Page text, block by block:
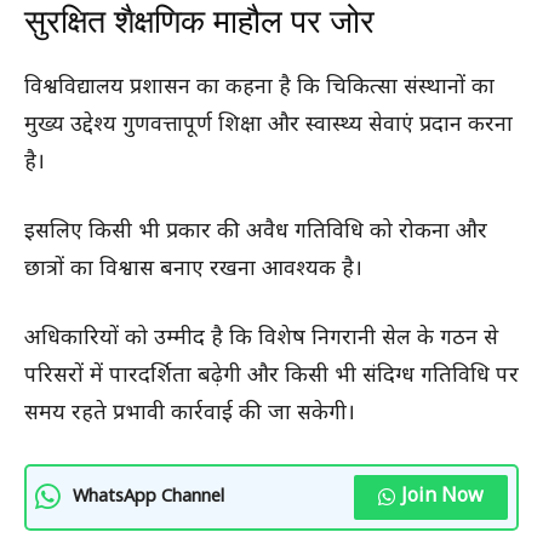
सुरक्षित शैक्षणिक माहौल पर जोर
विश्वविद्यालय प्रशासन का कहना है कि चिकित्सा संस्थानों का
मुख्य उद्देश्य गुणवत्तापूर्ण शिक्षा और स्वास्थ्य सेवाएं प्रदान करना
है।
इसलिए किसी भी प्रकार की अवैध गतिविधि को रोकना और
छात्रों का विश्वास बनाए रखना आवश्यक है।
अधिकारियों को उम्मीद है कि विशेष निगरानी सेल के गठन से
परिसरों में पारदर्शिता बढ़ेगी और किसी भी संदिग्ध गतिविधि पर
समय रहते प्रभावी कार्रवाई की जा सकेगी।
WhatsApp Channel Join Now